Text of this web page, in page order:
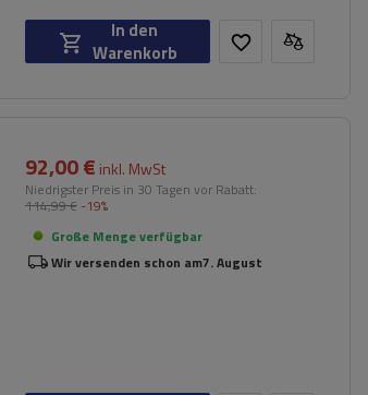
In den
Warenkorb
92,00 € inkl. MwSt
Niedrigster Preis in 30 Tagen vor Rabatt:
114,99 € -19%
Große Menge verfügbar
Wir versenden schon am7. August